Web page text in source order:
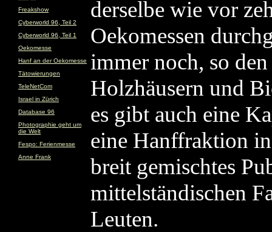
Freakshow
Cyberworld 96, Teil 2
Cyberworld 96, Teil 1
Oekomesse
Hanf an der Oekomesse
Tätowierungen
TeleNetCom
Israel in Zürich
Database 96
Photographie geht um
die Welt
Fespo: Ferienmesse
Anne Frank
derselbe wie vor
Oekomessen
immer noch, so
Holzhäusern und
es gibt auch eine
eine Hanffraktion
breit gemischtes
mittelständischen
Leuten.